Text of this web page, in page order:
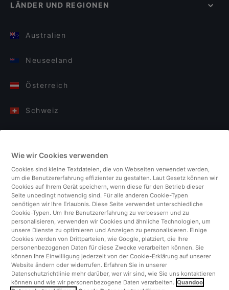
LÄNDER UND REGIONEN
Australien
Neuseeland
Österreich
Schweiz
Italien
Finnland
Vereinigtes Königreich
Türkei
Niederlande
Singapur
Wie wir Cookies verwenden
Cookies sind kleine Textdateien, die von Webseiten verwendet werden,
um die Benutzererfahrung effizienter zu gestalten. Laut Gesetz können wir
Cookies auf Ihrem Gerät speichern, wenn diese für den Betrieb dieser
Seite unbedingt notwendig sind. Für alle anderen Cookie-Typen
benötigen wir Ihre Erlaubnis. Diese Seite verwendet unterschiedliche
Cookie-Typen. Um Ihre Benutzererfahrung zu verbessern und zu
personalisieren, verwenden wir Cookies und ähnliche Technologien, um
unsere Dienste zu optimieren und Anzeigen zu personalisieren. Einige
Cookies werden von Drittparteien, wie Google, platziert, die Ihre
personenbezogenen Daten für diese Zwecke verarbeiten können. Sie
können Ihre Einwilligung jederzeit von der Cookie-Erklärung auf unserer
Website ändern oder widerrufen. Erfahren Sie in unserer
Datenschutzrichtlinie mehr darüber, wer wir sind, wie Sie uns kontaktieren
können und wie wir personenbezogene Daten verarbeiten. Quandoo